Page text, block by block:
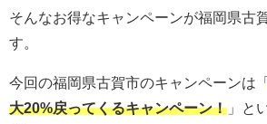
そんなお得なキャンペーンが福岡県古
す。
今回の福岡県古賀市のキャンペーンは
大20%戻ってくるキャンペーン！ 」と